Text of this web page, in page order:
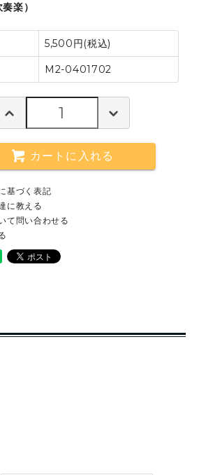
楽）
5,500円(税込)
M2-0401702
カートに入れる
基づく表記
に教える
て問い合わせる